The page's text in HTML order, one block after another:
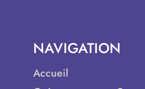
NAVIGATION
Accueil